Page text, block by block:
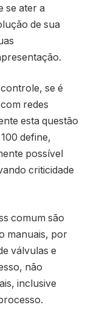
se ater a
de sua
se é
redes
esta questão
define,
possível
criticidade
comum são
manuais, por
válvulas e
não
inclusive